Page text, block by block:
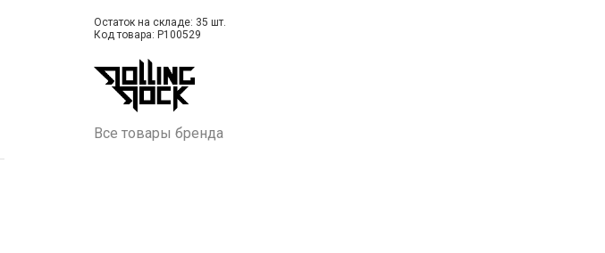
Остаток на складе: 35 шт.
Код товара: P100529
Все товары бренда